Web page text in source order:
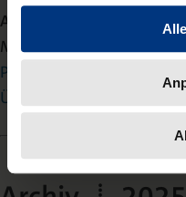
gesammelt haben.
Aufsätze
Meik Thöne/Joel C.
Produktsicherheit als
Überformung des § 823